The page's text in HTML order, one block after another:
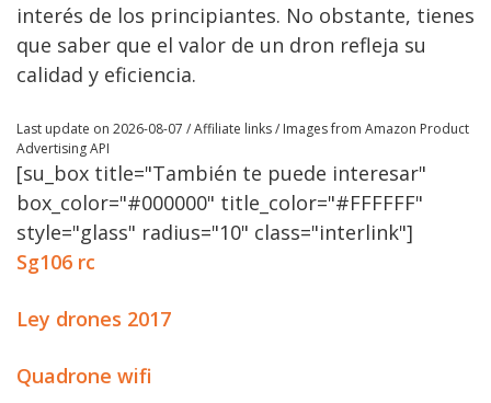
interés de los principiantes. No obstante, tienes
que saber que el valor de un dron refleja su
calidad y eficiencia.
Last update on 2026-08-07 / Affiliate links / Images from Amazon Product
Advertising API
[su_box title="También te puede interesar"
box_color="#000000" title_color="#FFFFFF"
style="glass" radius="10" class="interlink"]
Sg106 rc
Ley drones 2017
Quadrone wifi